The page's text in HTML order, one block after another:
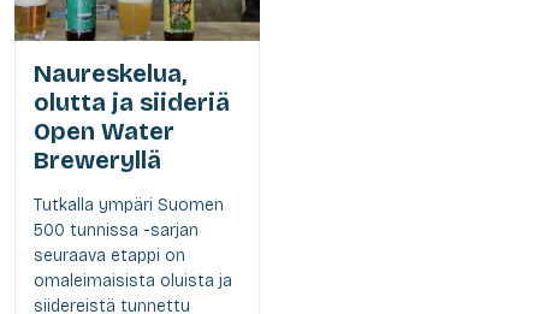
Naureskelua,
olutta ja siideriä
Open Water
Breweryllä
Tutkalla ympäri Suomen
500 tunnissa -sarjan
seuraava etappi on
omaleimaisista oluista ja
siidereistä tunnettu